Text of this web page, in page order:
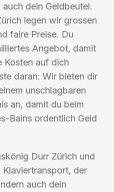
dein Geldbeutel.
legen wir grossen
faire Preise. Du
Angebot, damit
Kosten auf dich
daran: Wir bieten dir
unschlagbaren
an, damit du beim
Bains ordentlich Geld
Durr Zürich und
Klaviertransport, der
auch dein